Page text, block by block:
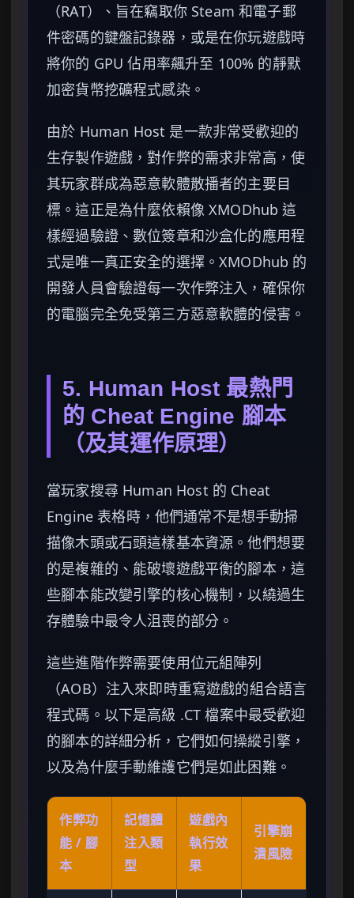
（RAT）、旨在竊取你 Steam 和電子郵
件密碼的鍵盤記錄器，或是在你玩遊戲時
將你的 GPU 佔用率飆升至 100% 的靜默
加密貨幣挖礦程式感染。
由於 Human Host 是一款非常受歡迎的
生存製作遊戲，對作弊的需求非常高，使
其玩家群成為惡意軟體散播者的主要目
標。這正是為什麼依賴像 XMODhub 這
樣經過驗證、數位簽章和沙盒化的應用程
式是唯一真正安全的選擇。XMODhub 的
開發人員會驗證每一次作弊注入，確保你
的電腦完全免受第三方惡意軟體的侵害。
5. Human Host 最熱門
的 Cheat Engine 腳本
（及其運作原理）
當玩家搜尋 Human Host 的 Cheat
Engine 表格時，他們通常不是想手動掃
描像木頭或石頭這樣基本資源。他們想要
的是複雜的、能破壞遊戲平衡的腳本，這
些腳本能改變引擎的核心機制，以繞過生
存體驗中最令人沮喪的部分。
這些進階作弊需要使用位元組陣列
（AOB）注入來即時重寫遊戲的組合語言
程式碼。以下是高級 .CT 檔案中最受歡迎
的腳本的詳細分析，它們如何操縱引擎，
以及為什麼手動維護它們是如此困難。
作弊功
能 / 腳
本
記憶體
注入類
型
遊戲內
執行效
果
引擎崩
潰風險